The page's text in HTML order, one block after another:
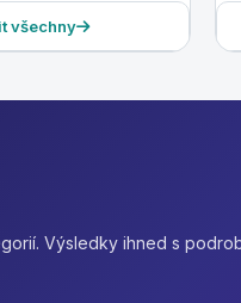
všechny
Výsledky ihned s